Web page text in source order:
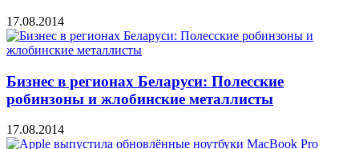
17.08.2014
Бизнес в регионах Беларуси: Полесские
робинзоны и жлобинские металлисты
17.08.2014